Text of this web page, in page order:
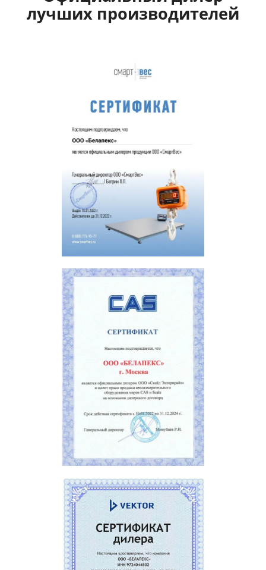
лучших производителей